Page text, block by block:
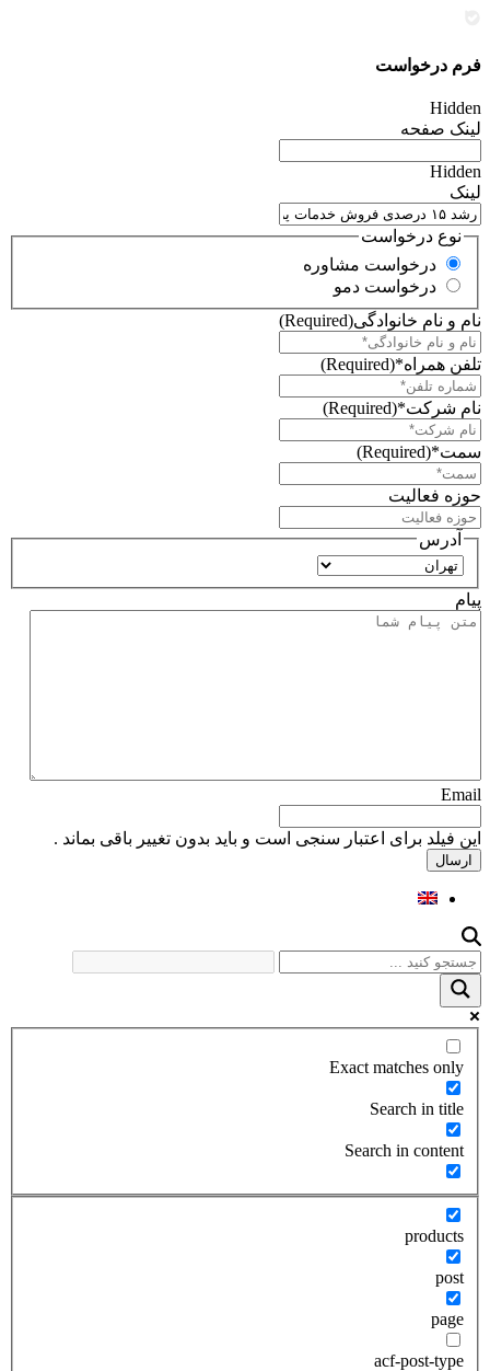
فرم درخواست
Hidden
لینک صفحه
Hidden
لینک
نوع درخواست
درخواست مشاوره
درخواست دمو
نام و نام خانوادگی(Required)
تلفن همراه*(Required)
نام شرکت*(Required)
سمت*(Required)
حوزه فعالیت
آدرس
استان
پیام
Email
این فیلد برای اعتبار سنجی است و باید بدون تغییر باقی بماند .
Exact matches only
Search in title
Search in content
products
post
page
acf-post-type